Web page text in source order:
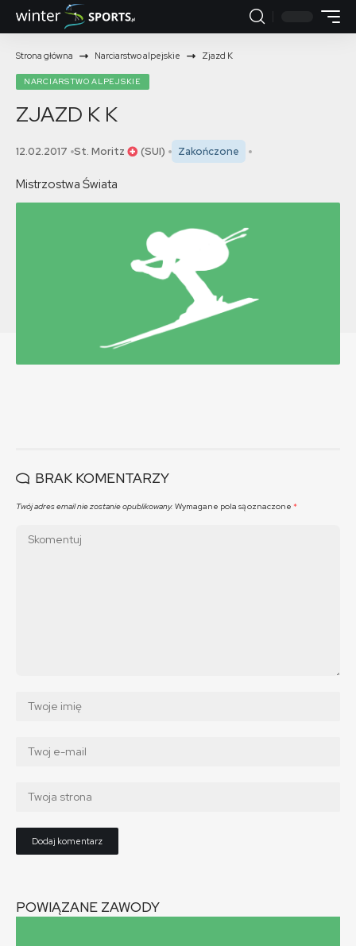
Strona główna Narciarstwo alpejskie Zjazd K
NARCIARSTWO ALPEJSKIE
ZJAZD K K
12.02.2017 St. Moritz (SUI) Zakończone
Mistrzostwa Świata
BRAK KOMENTARZY
Twój adres email nie zostanie opublikowany. Wymagane pola są oznaczone *
POWIĄZANE ZAWODY